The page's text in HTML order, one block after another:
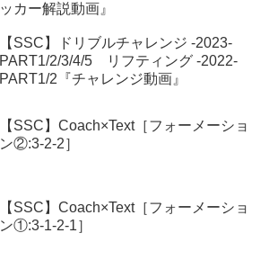
ッカー解説動画』
【SSC】ドリブルチャレンジ -2023-
PART1/2/3/4/5 リフティング -2022-
PART1/2『チャレンジ動画』
【SSC】Coach×Text［フォーメーショ
ン②:3-2-2］
【SSC】Coach×Text［フォーメーショ
ン①:3-1-2-1］